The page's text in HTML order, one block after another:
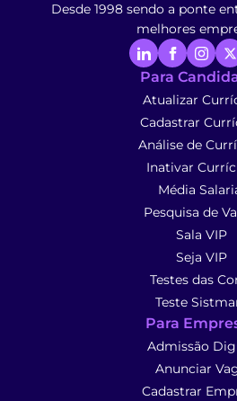
Desde 1998 sendo a ponte
melhores
Para
Atualizar
Cadastrar
Análise de
Inativar
Média
Pesquisa de
Sala VIP
Seja VIP
Testes das
Teste
Para
Admissão
Anunciar
Cadastrar